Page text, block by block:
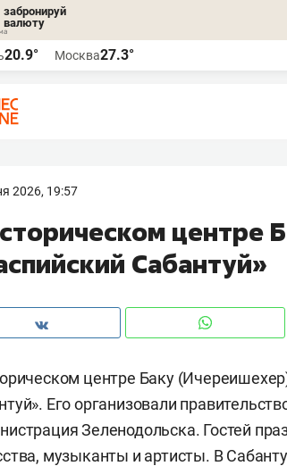
забронируй
валюту
20.9° Москва27.3°
2026, 19:57
центре
Сабантуй»
центре Баку
Его организовали
Зеленодольска. Гостей
музыканты и артисты. В